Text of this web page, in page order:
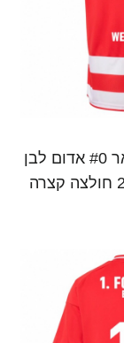
ילדים סופיה ויידאואר #0 אדום לבן